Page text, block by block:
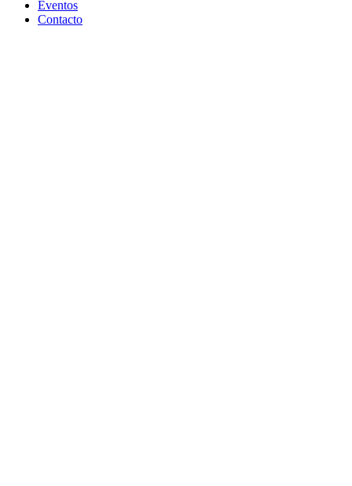
Eventos
Contacto